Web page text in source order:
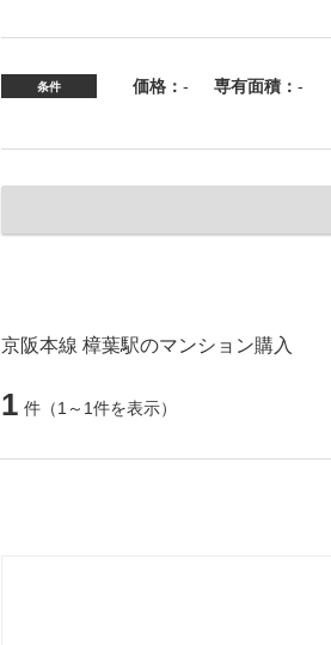
条件 価格： - 専有面積： -
京阪本線 樟葉駅のマンション購入
1 件 （1～1件を表示）